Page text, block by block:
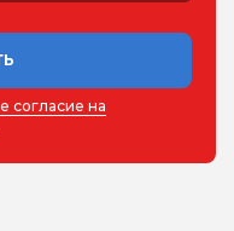
согласие на